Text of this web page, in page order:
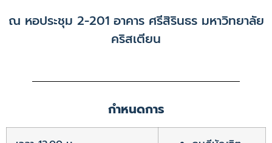
ณ หอประชุม 2-201 อาคาร ศรีสิรินธร มหาวิทยาลัย
คริสเตียน
กำหนดการ